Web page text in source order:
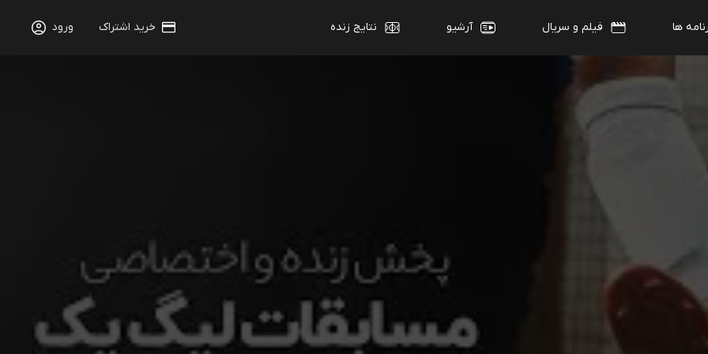
ها فیلم و سریال آرشیو نتایج زنده خرید اشتراک ورود